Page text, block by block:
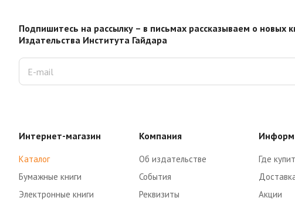
Подпишитесь на рассылку – в письмах рассказываем о новых
Издательства Института Гайдара
Интернет-магазин
Каталог
Бумажные книги
Электронные книги
Компания
Об издательстве
События
Реквизиты
Где
Акции